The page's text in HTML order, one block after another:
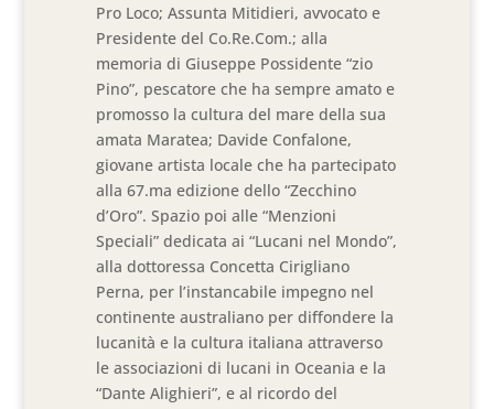
Pro Loco; Assunta Mitidieri, avvocato e
Presidente del Co.Re.Com.; alla
memoria di Giuseppe Possidente “zio
Pino”, pescatore che ha sempre amato e
promosso la cultura del mare della sua
amata Maratea; Davide Confalone,
giovane artista locale che ha partecipato
alla 67.ma edizione dello “Zecchino
d’Oro”. Spazio poi alle “Menzioni
Speciali” dedicata ai “Lucani nel Mondo”,
alla dottoressa Concetta Cirigliano
Perna, per l’instancabile impegno nel
continente australiano per diffondere la
lucanità e la cultura italiana attraverso
le associazioni di lucani in Oceania e la
“Dante Alighieri”, e al ricordo del